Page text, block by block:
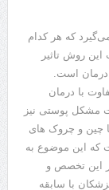
که هر کدام
روش تاثیر
است.
با درمان
مشکل پوستی نیز
چین ‌و چروک‌ های
که این موضوع به
این تخصص و
با سابقه